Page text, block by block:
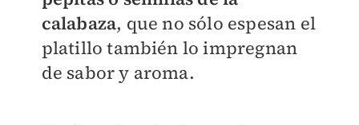
calabaza, que no sólo espesan el
platillo también lo impregnan
de sabor y aroma.